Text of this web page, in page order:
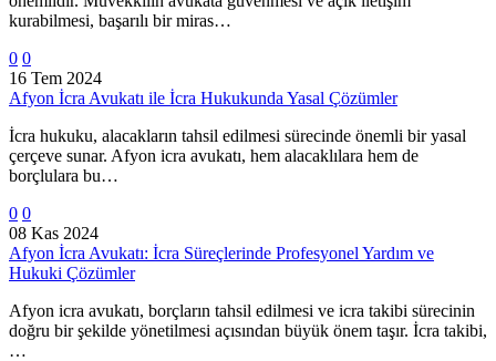
kurabilmesi, başarılı bir miras…
0 0
16 Tem 2024
Afyon İcra Avukatı ile İcra Hukukunda Yasal Çözümler
İcra hukuku, alacakların tahsil edilmesi sürecinde önemli bir yasal
çerçeve sunar. Afyon icra avukatı, hem alacaklılara hem de
borçlulara bu…
0 0
08 Kas 2024
Afyon İcra Avukatı: İcra Süreçlerinde Profesyonel Yardım ve
Hukuki Çözümler
Afyon icra avukatı, borçların tahsil edilmesi ve icra takibi sürecinin
doğru bir şekilde yönetilmesi açısından büyük önem taşır. İcra takibi,
…